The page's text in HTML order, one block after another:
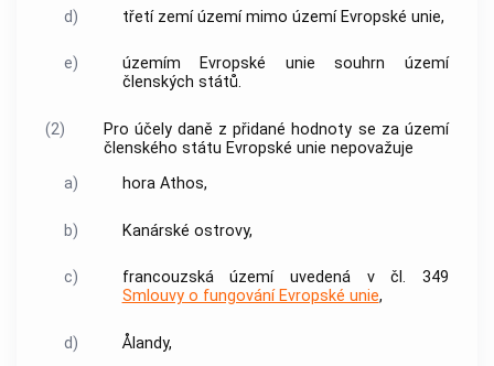
d) třetí zemíúzemí mimo území Evropské unie,
e) územím Evropské unie souhrn území
členských států.
(2)
Pro účely daně z přidané hodnoty se za území
členského státu Evropské unie nepovažuje
a)
hora Athos,
b) Kanárské ostrovy,
c)
francouzská území uvedená v čl. 349
Smlouvy o fungování Evropské unie,
d) Ålandy,